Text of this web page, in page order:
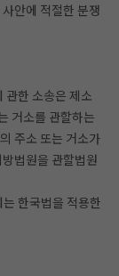
안에 적절한 분쟁
한 소송은 제소
거소를 관할하는
주소 또는 거소가
법원을 관할법원
한국법을 적용한